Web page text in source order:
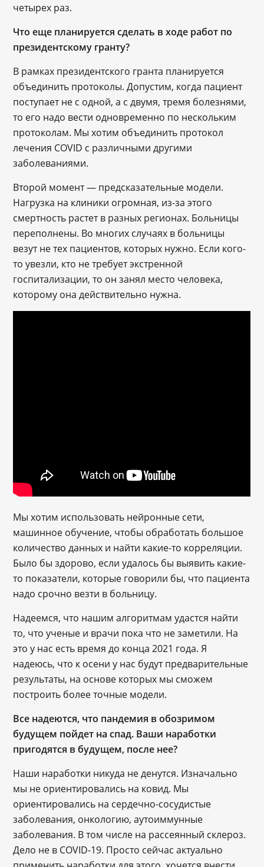
четырех раз.
Что еще планируется сделать в ходе работ по
президентскому гранту?
В рамках президентского гранта планируется
объединить протоколы. Допустим, когда пациент
поступает не с одной, а с двумя, тремя болезнями,
то его надо вести одновременно по нескольким
протоколам. Мы хотим объединить протокол
лечения COVID с различными другими
заболеваниями.
Второй момент — предсказательные модели.
Нагрузка на клиники огромная, из-за этого
смертность растет в разных регионах. Больницы
переполнены. Во многих случаях в больницы
везут не тех пациентов, которых нужно. Если кого-
то увезли, кто не требует экстренной
госпитализации, то он занял место человека,
которому она действительно нужна.
Мы хотим использовать нейронные сети,
машинное обучение, чтобы обработать большое
количество данных и найти какие-то корреляции.
Было бы здорово, если удалось бы выявить какие-
то показатели, которые говорили бы, что пациента
надо срочно везти в больницу.
Надеемся, что нашим алгоритмам удастся найти
то, что ученые и врачи пока что не заметили. На
это у нас есть время до конца 2021 года. Я
надеюсь, что к осени у нас будут предварительные
результаты, на основе которых мы сможем
построить более точные модели.
Все надеются, что пандемия в обозримом
будущем пойдет на спад. Ваши наработки
пригодятся в будущем, после нее?
Наши наработки никуда не денутся. Изначально
мы не ориентировались на ковид. Мы
ориентировались на сердечно-сосудистые
заболевания, онкологию, аутоиммунные
заболевания. В том числе на рассеянный склероз.
Дело не в COVID-19. Просто сейчас актуально